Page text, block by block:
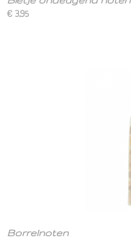
€ 3,95
Borrelnoten